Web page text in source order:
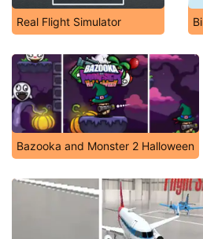
Real Flight Simulator
Bazooka and Monster 2 Halloween